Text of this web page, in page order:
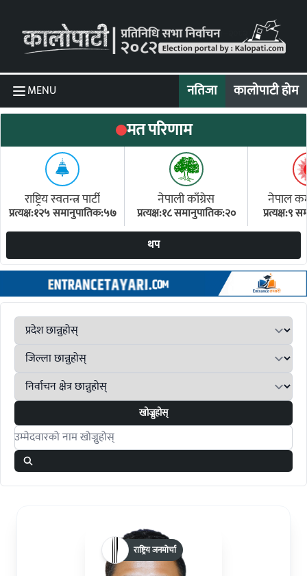
MENU नतिजा कालोपाटी होम
मत परिणाम
राष्ट्रिय स्वतन्त्र पार्टी
प्रत्यक्ष:१२५ समानुपातिक:५७
नेपाली काँग्रेस
प्रत्यक्ष:१८ समानुपातिक:२०
नेपाल
प्रत्यक्ष:९
थप
खोज्नुहोस्
Search candidates
राष्ट्रिय जनमोर्चा